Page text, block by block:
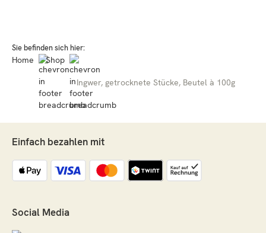
Sie befinden sich hier:
Home Shop
Ingwer, getrocknete Stücke, Beutel à 100g
Einfach bezahlen mit
Social Media